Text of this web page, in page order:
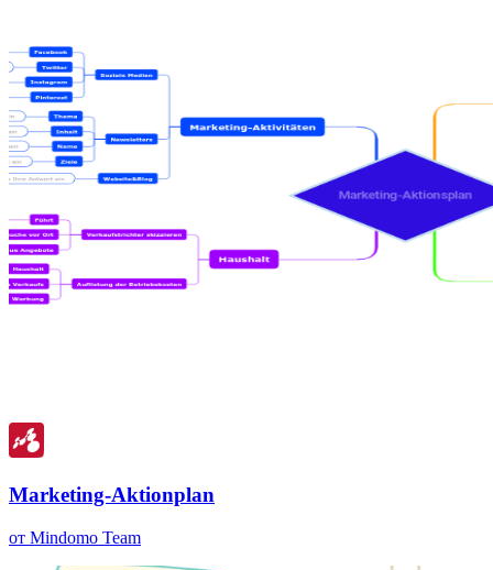
Marketing-Aktionplan
от Mindomo Team